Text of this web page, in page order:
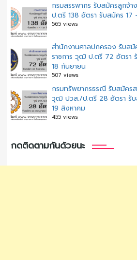
กรมสรรพากร รับสมัครลูกจ้
ป.ตรี 138 อัตรา รับสมัคร 17
565 views
สํานักงานศาลปกครอง รับสมั
ราชการ วุฒิ ป.ตรี 72 อัตรา
18 กันยายน
507 views
กรมทรัพยากรธรณี รับสมัครส
วุฒิ ปวส./ป.ตรี 28 อัตรา รั
19 สิงหาคม
455 views
กดติดตามกันด้วยนะ